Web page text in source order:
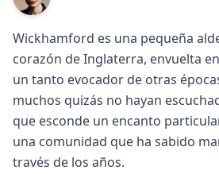
Wickhamford es una pequeña
corazón de Inglaterra, envuelta
un tanto evocador de otras
muchos quizás no hayan
que esconde un encanto
una comunidad que ha sabido
través de los años.